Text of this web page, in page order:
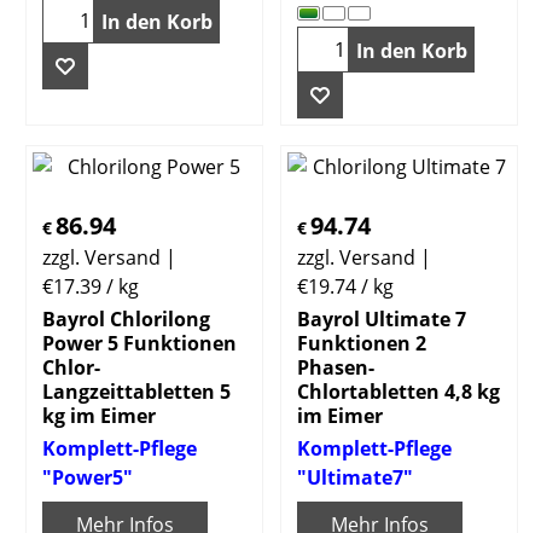
In den Korb
In den Korb
€86.94
zzgl. Versand
€17.39/ kg
Bayrol Chlorilong
Power 5 Funktionen
Chlor-
Langzeittabletten 5
kg im Eimer
Komplett-Pflege
"Power5"
Mehr Infos
€94.74
zzgl. Versand
€19.74/ kg
Bayrol Ultimate 7
Funktionen 2
Phasen-
Chlortabletten 4,8 kg
im Eimer
Komplett-Pflege
"Ultimate7"
Mehr Infos